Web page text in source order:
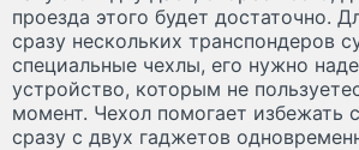
проезда этого будет достаточно.
сразу нескольких транспондеров
специальные чехлы, его нужно
устройство, которым не
момент. Чехол помогает избежать
сразу с двух гаджетов